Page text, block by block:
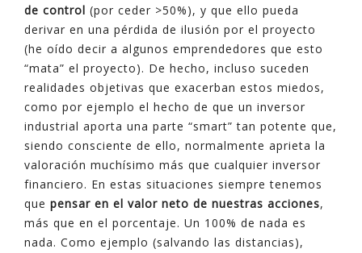
de control (por ceder >50%), y que ello pueda
derivar en una pérdida de ilusión por el proyecto
(he oído decir a algunos emprendedores que esto
“mata” el proyecto). De hecho, incluso suceden
realidades objetivas que exacerban estos miedos,
como por ejemplo el hecho de que un inversor
industrial aporta una parte “smart” tan potente que,
siendo consciente de ello, normalmente aprieta la
valoración muchísimo más que cualquier inversor
financiero. En estas situaciones siempre tenemos
que pensar en el valor neto de nuestras acciones,
más que en el porcentaje. Un 100% de nada es
nada. Como ejemplo (salvando las distancias),